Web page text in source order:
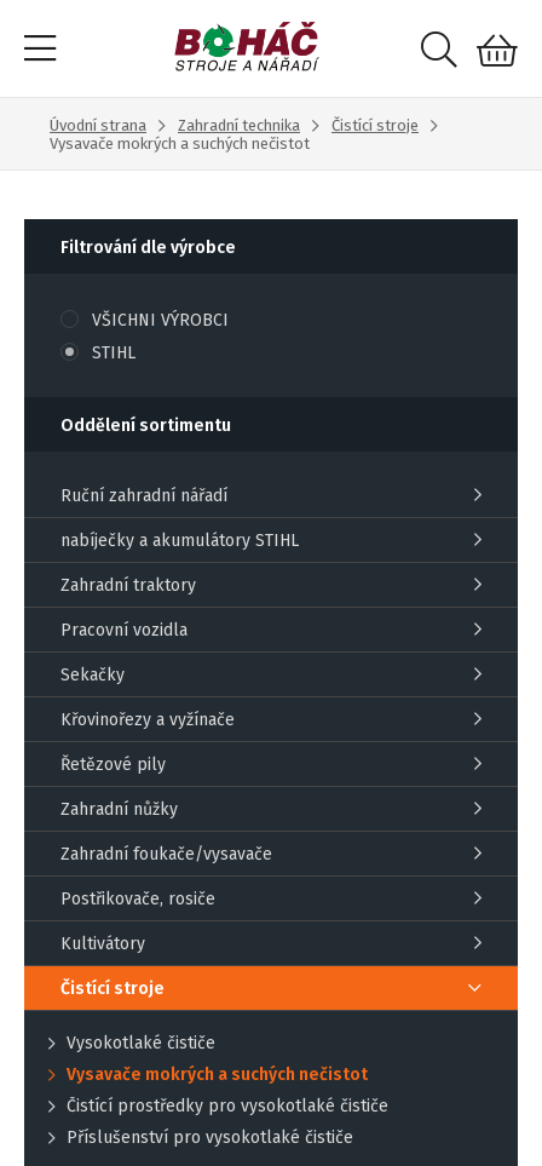
Úvodní strana Zahradní technika
Čistící stroje
Vysavače mokrých a suchých nečistot
Filtrování dle výrobce
VŠICHNI VÝROBCI
STIHL
Oddělení sortimentu
Ruční zahradní nářadí
nabíječky a akumulátory STIHL
Zahradní traktory
Pracovní vozidla
Sekačky
Křovinořezy a vyžínače
Řetězové pily
Zahradní nůžky
Zahradní foukače/vysavače
Postřikovače, rosiče
Kultivátory
Čistící stroje
Vysokotlaké čističe
Vysavače mokrých a suchých nečistot
Čistící prostředky pro vysokotlaké čističe
Příslušenství pro vysokotlaké čističe